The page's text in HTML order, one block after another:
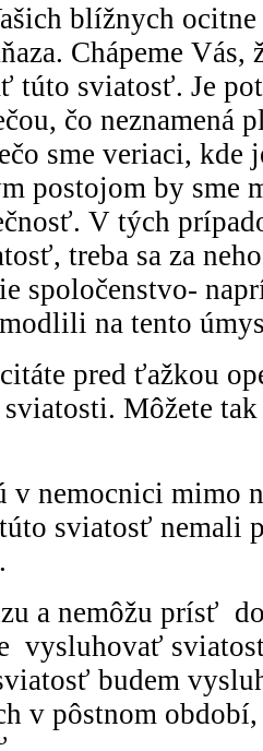
blížnych
Chápeme Vás,
túto sviatosť. Je
čo neznamená
sme veriaci, kde
postojom by sme
V tých
treba sa za
spoločenstvo-
na tento
pred ťažkou
Môžete
nemocnici mimo
sviatosť nemali
a nemôžu prísť
vysluhovať
budem
v pôstnom